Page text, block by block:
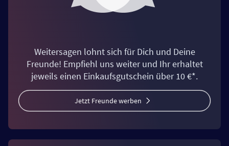
Weitersagen lohnt sich für Dich und Deine
Freunde! Empfiehl uns weiter und Ihr erhaltet
jeweils einen Einkaufsgutschein über 10 €*.
Jetzt Freunde werben